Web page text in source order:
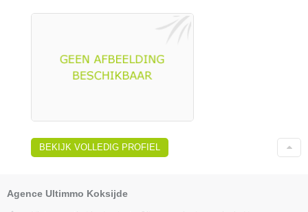
BEKIJK VOLLEDIG PROFIEL
Agence Ultimmo Koksijde